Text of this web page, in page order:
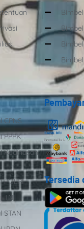
CPNS
PPPK
Kedinasan
POLRI
TNI
STAN
Tersedia